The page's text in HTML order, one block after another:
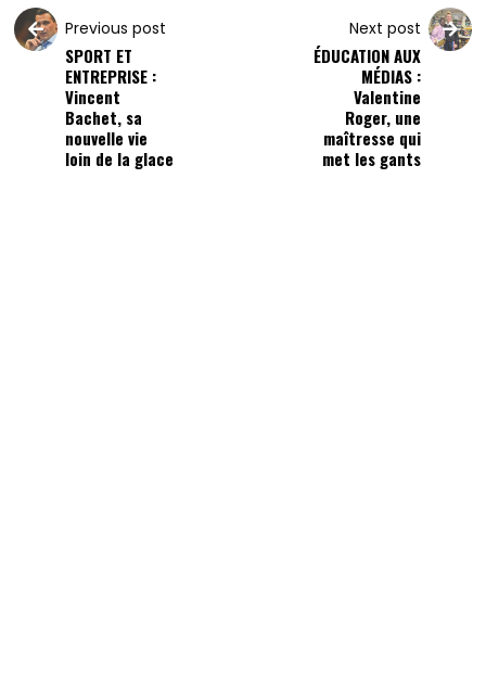
Previous post
SPORT ET
ENTREPRISE :
Vincent
Bachet, sa
nouvelle vie
loin de la glace
Next post
ÉDUCATION AUX
MÉDIAS :
Valentine
Roger, une
maîtresse qui
met les gants